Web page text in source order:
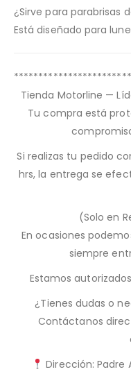
¿Sirve para parabrisas
Está diseñado para
Tienda Motorline —
Tu compra está
Si realizas tu pedido
hrs, la entrega se
(Solo en
En ocasiones
siempre
Estamos
¿Tienes dudas o
Contáctanos
Dirección: Padre